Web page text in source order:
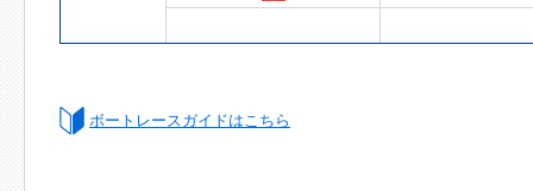
ボートレースガイドはこちら